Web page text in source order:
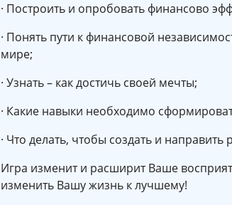
· Построить и опробовать финансово
· Понять пути к финансовой
мире;
· Узнать – как достичь своей мечты;
· Какие навыки необходимо
· Что делать, чтобы создать и
Игра изменит и расширит Ваше
изменить Вашу жизнь к лучшему!